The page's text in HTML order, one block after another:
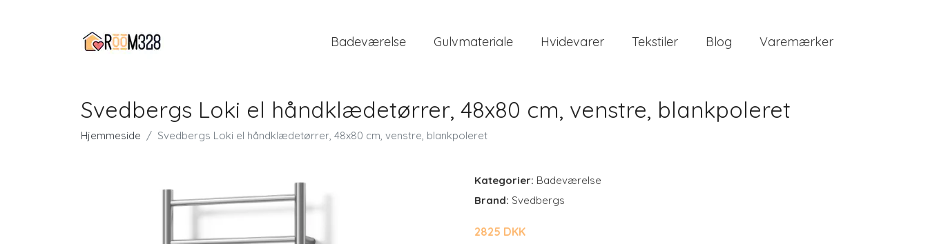
Badeværelse Gulvmateriale Hvidevarer Tekstiler Blog Varemærker
Svedbergs Loki el håndklædetørrer, 48x80 cm, venstre, blankpoleret
Hjemmeside Svedbergs Loki el håndklædetørrer, 48x80 cm, venstre, blankpoleret
Kategorier: Badeværelse
Brand: Svedbergs
2825 DKK